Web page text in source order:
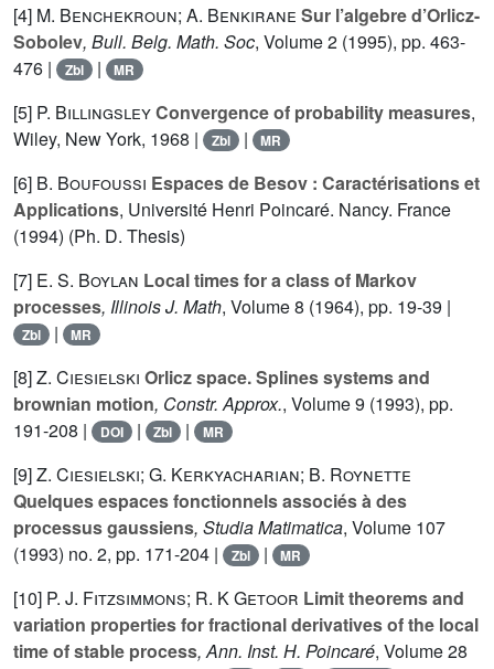
[4] M. Benchekroun; A. Benkirane Sur l’algebre d’Orlicz-
Sobolev, Bull. Belg. Math. Soc, Volume 2 (1995), pp. 463-
476 |
Zbl | MR
[5] P. BillingsleyConvergence of probability measures,
Wiley, New York, 1968 |
Zbl | MR
[6] B. Boufoussi Espaces de Besov : Caractérisations et
Applications, Université Henri Poincaré. Nancy. France
(1994) (Ph. D. Thesis)
[7] E. S. Boylan Local times for a class of Markov
processes, Illinois J. Math, Volume 8 (1964), pp. 19-39 |
Zbl | MR
[8]Z. Ciesielski Orlicz space. Splines systems and
brownian motion, Constr. Approx., Volume 9 (1993), pp.
191-208 |
DOI | Zbl | MR
[9]Z. Ciesielski; G. Kerkyacharian; B. Roynette
Quelques espaces fonctionnels associés à des
processus gaussiens, Studia Matimatica, Volume 107
(1993) no. 2, pp. 171-204 |
Zbl | MR
[10] P. J. Fitzsimmons; R. K Getoor Limit theorems and
variation properties for fractional derivatives of the local
time of stable process, Ann. Inst. H. Poincaré, Volume 28